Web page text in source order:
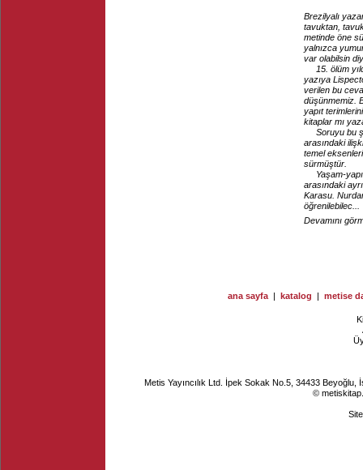
Brezilyalı
tavuktan,
metinde öne
yalnızca
var olabilsin
15. ölüm
yazıya
verilen bu
düşünmemiz.
yapıt
kitaplar mı
Soruyu bu
arasındaki
temel
sürmüştür.
Yaşam-
arasındaki
Karasu.
öğrenilebilec...
Devamını
ana sayfa | katalog | metise
Metis Yayıncılık Ltd. İpek Sokak No.5, 34433
©